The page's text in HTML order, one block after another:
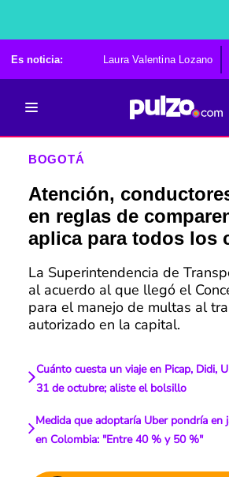
Es noticia: Laura Valentina Lozano
BOGOTÁ
Atención,
en reglas de
aplica para todos los
La Superintendencia de
al acuerdo al que llegó el
para el manejo de multas al
autorizado en la capital.
Cuánto cuesta un viaje en Picap, Didi,
31 de octubre; aliste el bolsillo
Medida que adoptaría Uber pondría en
en Colombia: "Entre 40 % y 50 %"